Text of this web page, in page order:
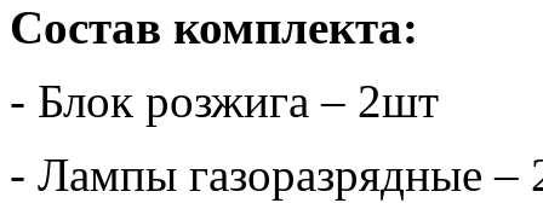
Состав комплекта:
- Блок розжига – 2шт
- Лампы газоразрядные –